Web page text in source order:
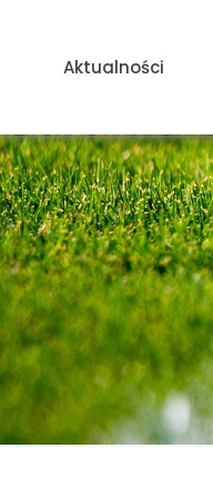
Aktualności